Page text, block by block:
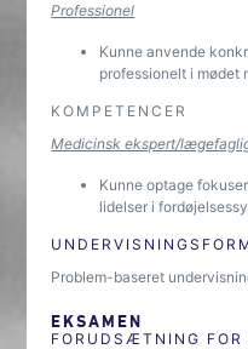
Professionel
Kunne anvende
professionelt i mødet
KOMPETENCER
Medicinsk ekspert/
Kunne optage
lidelser i
Problem-baseret
EKSAMEN
FORUDSÆTNING